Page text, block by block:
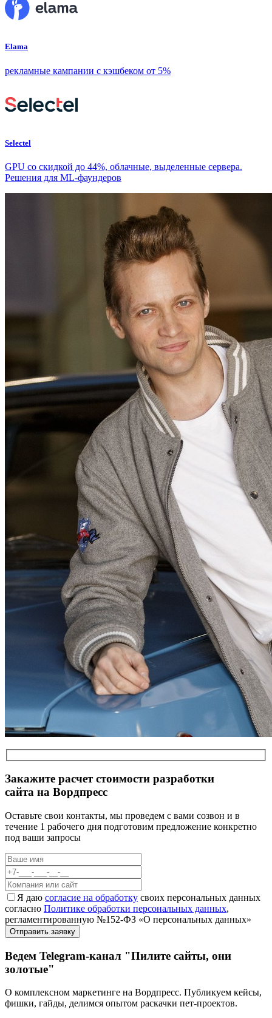
Elama
рекламные кампании с кэшбеком от 5%
Selectel
GPU со скидкой до 44%, облачные, выделенные сервера.
Решения для ML-фаундеров
Закажите расчет стоимости разработки
сайта на Вордпресс
Оставьте свои контакты, мы проведем с вами созвон и в
течение 1 рабочего дня подготовим предложение конкретно
под ваши запросы
Я даю согласие на обработку своих персональных данных
согласно Политике обработки персональных данных,
регламентированную №152-ФЗ «О персональных данных»
Ведем Telegram-канал "Пилите сайты, они
золотые"
О комплексном маркетинге на Вордпресс. Публикуем кейсы,
фишки, гайды, делимся опытом раскачки пет-проектов.